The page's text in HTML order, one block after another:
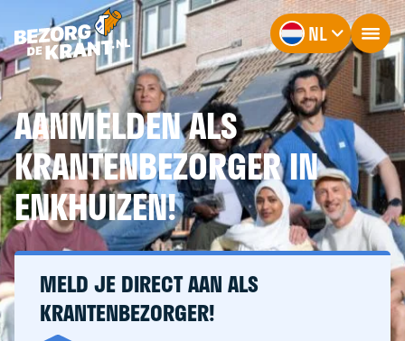
NL
AANMELDEN ALS
KRANTENBEZORGER IN
ENKHUIZEN!
MELD JE DIRECT AAN ALS
KRANTENBEZORGER!